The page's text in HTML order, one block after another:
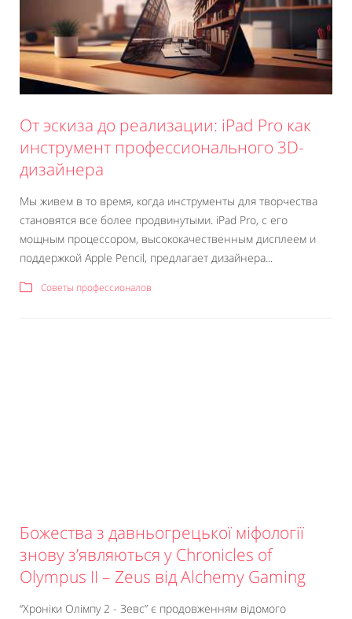
От эскиза до реализации: iPad Pro как
инструмент профессионального 3D-
дизайнера
Мы живем в то время, когда инструменты для творчества
становятся все более продвинутыми. iPad Pro, с его
мощным процессором, высококачественным дисплеем и
поддержкой Apple Pencil, предлагает дизайнера...
Советы профессионалов
Божества з давньогрецької міфології
знову з’являються у Chronicles of
Olympus II – Zeus від Alchemy Gaming
“Хроніки Олімпу 2 - Зевс” є продовженням відомого